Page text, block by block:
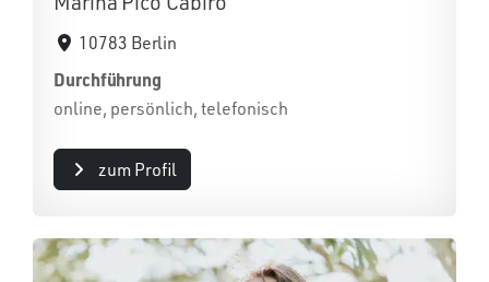
10783 Berlin
Durchführung
online, persönlich, telefonisch
zum Profil